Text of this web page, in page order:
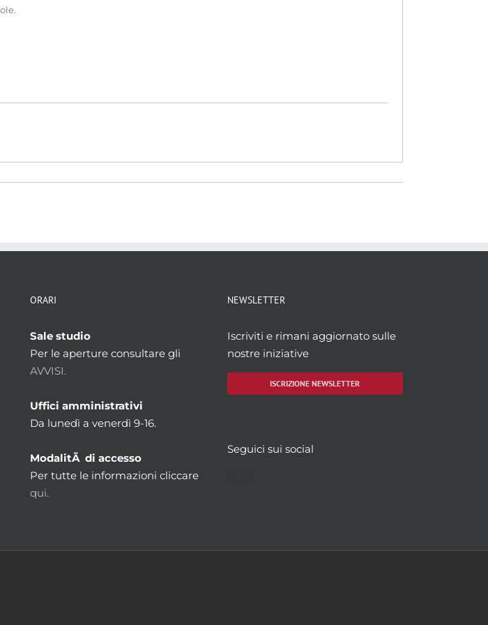
ORARI
Sale studio
Per le aperture consultare gli
AVVISI.
Uffici amministrativi
Da lunedì a venerdì 9-16.
ModalitÃ di accesso
Per tutte le informazioni cliccare
qui.
NEWSLETTER
Iscriviti e rimani aggiornato sulle
nostre iniziative
ISCRIZIONE NEWSLETTER
Seguici sui social